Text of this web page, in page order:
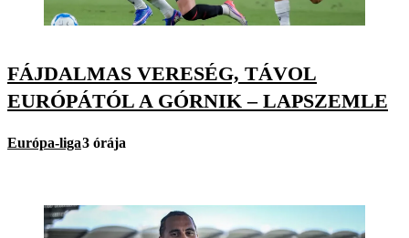
FÁJDALMAS VERESÉG, TÁVOL
EURÓPÁTÓL A GÓRNIK – LAPSZEMLE
Európa-liga3 órája